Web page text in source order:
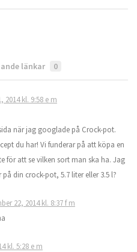
länkar 0
2014 kl. 9:58 e m
när jag googlade på Crock-pot.
du har! Vi funderar på att köpa en
för att se vilken sort man ska ha. Jag
din crock-pot, 5.7 liter eller 3.5 l?
22, 2014 kl. 8:37 f m
kl. 5:28 e m